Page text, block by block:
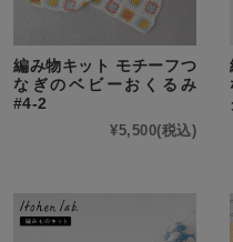
編み物キット モチーフつ
なぎのベビーおくるみ
#4-2
¥5,500(税込)